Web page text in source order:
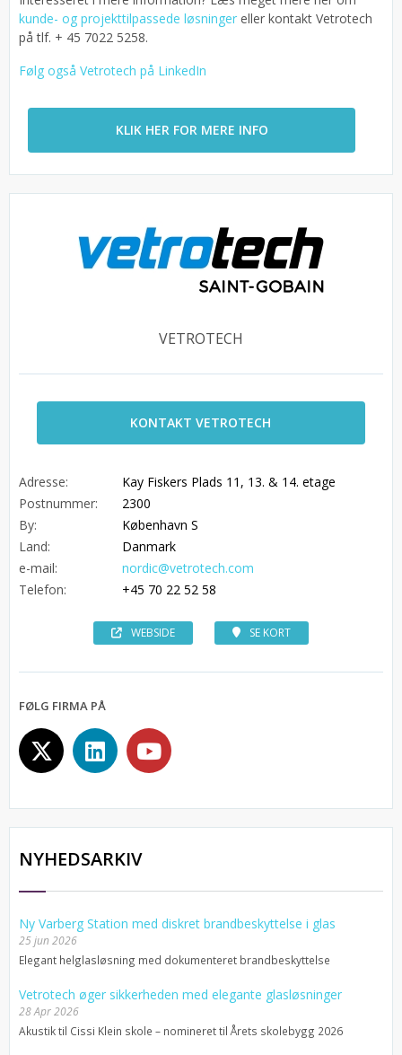
kunde- og projekttilpassede løsninger eller kontakt Vetrotech
på tlf. + 45 7022 5258.
Følg også Vetrotech på LinkedIn
KLIK HER FOR MERE INFO
VETROTECH
KONTAKT VETROTECH
Adresse:
Kay Fiskers Plads 11, 13. & 14. etage
Postnummer:
2300
By:
København S
Land:
Danmark
e-mail:
nordic@vetrotech.com
Telefon:
+45 70 22 52 58
WEBSIDE SE KORT
FØLG FIRMA PÅ
NYHEDSARKIV
Ny Varberg Station med diskret brandbeskyttelse i glas
25 jun 2026
Elegant helglasløsning med dokumenteret brandbeskyttelse
Vetrotech øger sikkerheden med elegante glasløsninger
28 Apr 2026
Akustik til Cissi Klein skole – nomineret til Årets skolebygg 2026